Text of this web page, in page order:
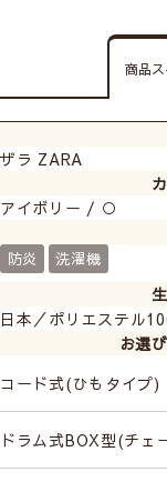
レース
商品
ザラ ZARA
アイボリー / ○
防炎 洗濯機
日本／ポリエステル
お選
コード式(ひもタイプ)
ドラム式BOX型(チェ